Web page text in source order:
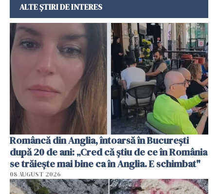
ALTE ȘTIRI DE INTERES
Româncă din Anglia, întoarsă în București
după 20 de ani: „Cred că știu de ce în România
se trăiește mai bine ca în Anglia. E schimbat"
08 AUGUST 2026